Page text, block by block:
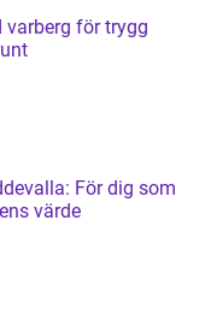
varberg för trygg
För dig som
värde